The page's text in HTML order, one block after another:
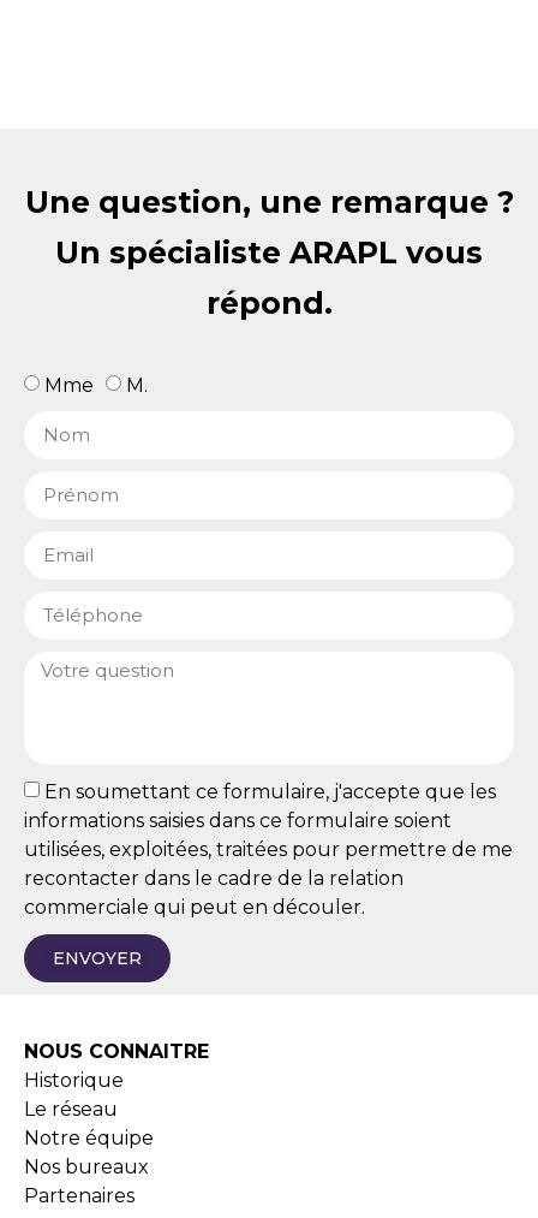
Une question, une remarque ?
Un spécialiste ARAPL vous
répond.
Mme M.
En soumettant ce formulaire, j'accepte que les
informations saisies dans ce formulaire soient
utilisées, exploitées, traitées pour permettre de me
recontacter dans le cadre de la relation
commerciale qui peut en découler.
ENVOYER
NOUS CONNAITRE
Historique
Le réseau
Notre équipe
Nos bureaux
Partenaires